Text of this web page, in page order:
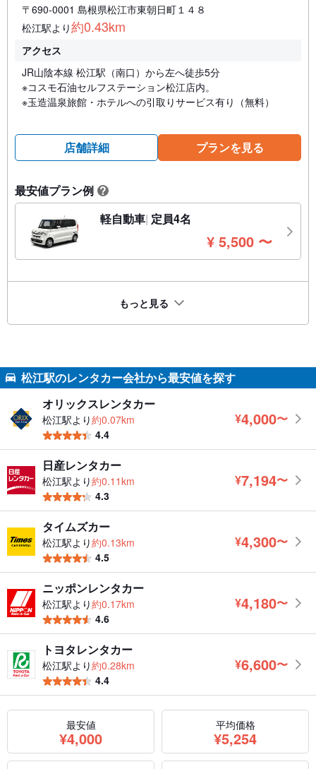
〒690-0001 島根県松江市東朝日町１４８
松江駅より約0.43km
アクセス
JR山陰本線 松江駅（南口）から左へ徒歩5分
※コスモ石油セルフステーション松江店内。
※玉造温泉旅館・ホテルへの引取りサービス有り（無料）
店舗詳細 プランを見る
最安値プラン例 ?
軽自動車 定員4名
¥ 5,500 円
〜
もっと見る
松江駅のレンタカー会社から最安値を探す
オリックスレンタカー
松江駅より約0.07km
4.4
¥4,000 円
〜
日産レンタカー
松江駅より約0.11km
4.3
¥7,194 円
〜
タイムズカー
松江駅より約0.13km
4.5
¥4,300 円
〜
ニッポンレンタカー
松江駅より約0.17km
4.6
¥4,180 円
〜
トヨタレンタカー
松江駅より約0.28km
4.4
¥6,600 円
〜
最安値
¥4,000
円
平均価格
¥5,254
円